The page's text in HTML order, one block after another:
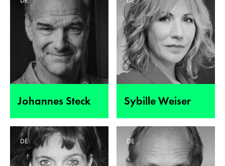
Johannes Steck Sybille Weiser
DE DE